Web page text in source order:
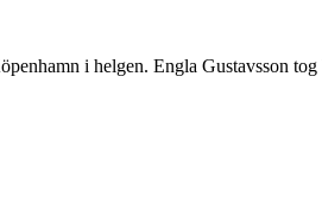
i helgen. Engla Gustavsson